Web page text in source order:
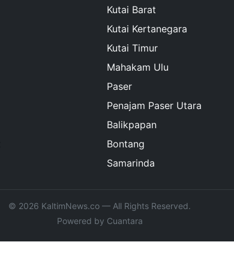
Kutai Barat
Kutai Kertanegara
Kutai Timur
Mahakam Ulu
Paser
Penajam Paser Utara
Balikpapan
Bontang
Samarinda
© 2026 KaltimNews.co — All Rights Reserved.
Powered by Cuantara